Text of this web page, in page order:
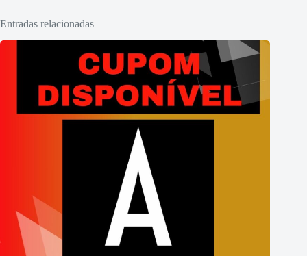
Entradas relacionadas